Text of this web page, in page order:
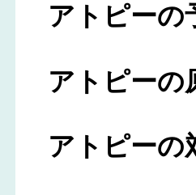
アトピーの
アトピーの
アトピーの